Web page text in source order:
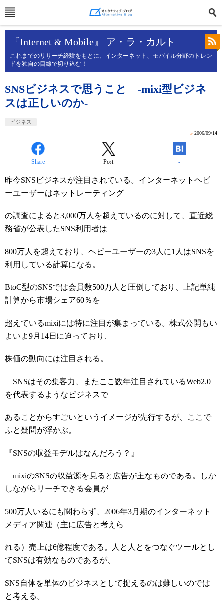
『Internet & Mobile』 ア・ラ・カルト
これまでのリサーチ経験をもとに、インターネット、モバイル分野のトレン
ドを独自の目線で切り込む！
SNSビジネスで思うこと -mixi型ビジネ
スは正しいのか-
ビジネス
» 2006/09/14
Share Post -
昨今SNSビジネスが注目されている。インターネットヘビ
ーユーザーはネットレーティング
の調査によると3,000万人を超えているのに対して、直近総
務省が公表したSNS利用者は
800万人を超えており、ヘビーユーザーの3人に1人はSNSを
利用している計算になる。
BtoC型のSNSでは会員数500万人と圧倒しており、上記単純
計算から市場シェア60％を
超えているmixiには特に注目が集まっている。株式公開もい
よいよ9月14日に迫っており、
株価の動向には注目される。
SNSはその集客力、またここ数年注目されているWeb2.0
を代表するようなビジネスで
あることからすごいというイメージが先行するが、ここで
ふと疑問が浮かぶ。
『SNSの収益モデルはなんだろう？』
mixiのSNSの収益源を見ると広告が主なものである。しか
しながらリーチできる会員が
500万人いるにも関わらず、2006年3月期のインターネット
メディア関連（主に広告と考えら
れる）売上は6億程度である。人と人とをつなぐツールとし
てSNSは有効なものであるが、
SNS自体を単体のビジネスとして捉えるのは難しいのでは
と考える。